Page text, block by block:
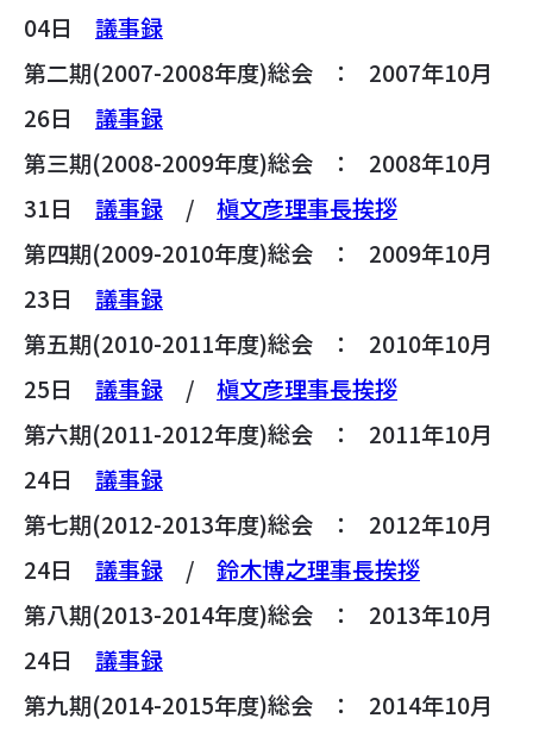
04日 議事録
第二期(2007-2008年度)総会 ： 2007年10月
26日 議事録
第三期(2008-2009年度)総会 ： 2008年10月
31日 議事録 / 槇文彦理事長挨拶
第四期(2009-2010年度)総会 ： 2009年10月
23日 議事録
第五期(2010-2011年度)総会 ： 2010年10月
25日 議事録 / 槇文彦理事長挨拶
第六期(2011-2012年度)総会 ： 2011年10月
24日 議事録
第七期(2012-2013年度)総会 ： 2012年10月
24日 議事録 / 鈴木博之理事長挨拶
第八期(2013-2014年度)総会 ： 2013年10月
24日 議事録
第九期(2014-2015年度)総会 ： 2014年10月